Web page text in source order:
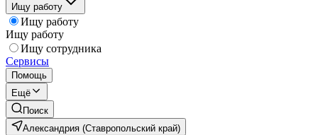
Ищу работу
Ищу работу
Ищу работу
Ищу сотрудника
Сервисы
Помощь
Ещё
Поиск
Александрия (Ставропольский край)